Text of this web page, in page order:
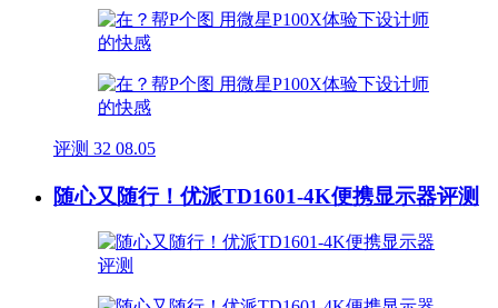
评测 32 08.05
随心又随行！优派TD1601-4K便携显示器评测